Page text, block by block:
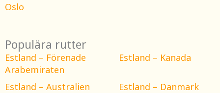
Oslo
Populära rutter
Estland – Förenade
Arabemiraten
Estland – Kanada
Estland – Australien
Estland – Danmark